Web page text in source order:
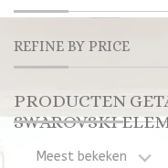
REFINE BY PRICE
PRODUCTEN
SWAROVSKI
Meest bekeken